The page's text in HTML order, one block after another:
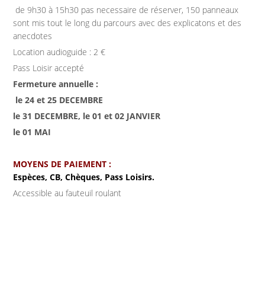
de 9h30 à 15h30 pas necessaire de réserver, 150 panneaux
sont mis tout le long du parcours avec des explicatons et des
anecdotes
Location audioguide : 2 €
Pass Loisir accepté
Fermeture annuelle :
le 24 et 25 DECEMBRE
le 31 DECEMBRE, le 01 et 02 JANVIER
le 01 MAI
MOYENS DE PAIEMENT :
Espèces, CB, Chèques, Pass Loisirs.
Accessible au fauteuil roulant